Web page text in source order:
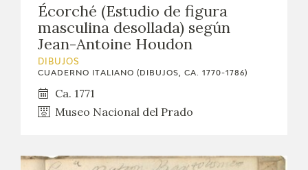
Écorché (Estudio de figura
masculina desollada) según
Jean-Antoine Houdon
DIBUJOS
CUADERNO ITALIANO (DIBUJOS, CA. 1770-1786)
Ca. 1771
Museo Nacional del Prado